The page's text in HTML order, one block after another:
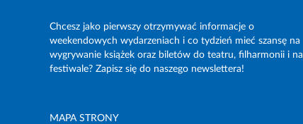
Chcesz jako pierwszy otrzymywać informacje o
weekendowych wydarzeniach i co tydzień mieć szansę na
wygrywanie książek oraz biletów do teatru, filharmonii i na
festiwale? Zapisz się do naszego newslettera!
MAPA STRONY